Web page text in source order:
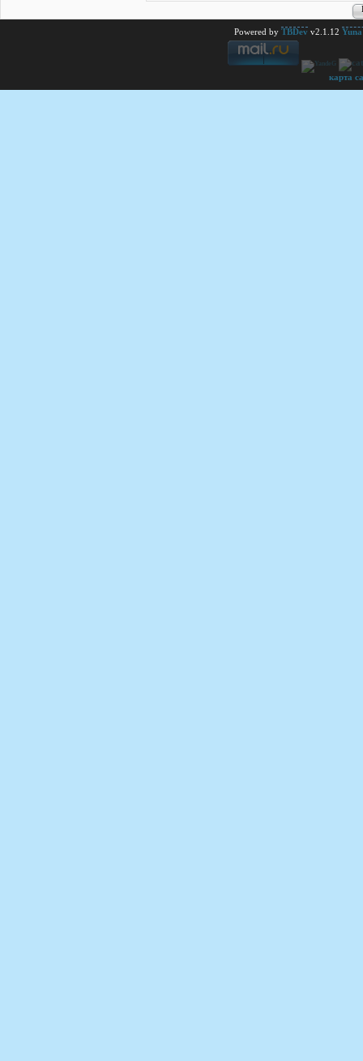
Powered by TBDevv2.1.12
карта